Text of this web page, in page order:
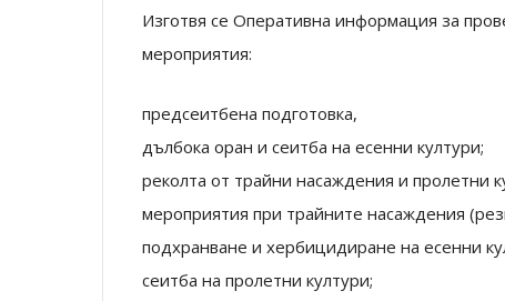
Изготвя се Оперативна информация за
мероприятия:
предсеитбена подготовка,
дълбока оран и сеитба на есенни култури;
реколта от трайни насаждения и пролетни
мероприятия при трайните насаждения
подхранване и хербицидиране на есенни
сеитба на пролетни култури;